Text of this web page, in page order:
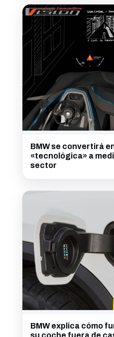
BMW se convertirá
«tecnológica» a
sector
BMW explica cómo
su coche fuera de